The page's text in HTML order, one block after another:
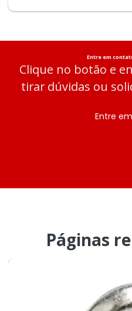
Entre em
Clique no botão e
tirar dúvidas ou
Entre
Páginas